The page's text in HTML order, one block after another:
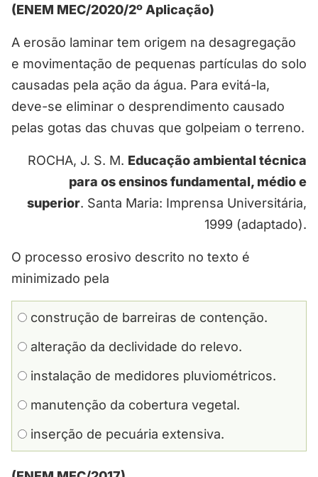
(ENEM MEC/2020/2º Aplicação)
A erosão laminar tem origem na desagregação
e movimentação de pequenas partículas do solo
causadas pela ação da água. Para evitá-la,
deve-se eliminar o desprendimento causado
pelas gotas das chuvas que golpeiam o terreno.
ROCHA, J. S. M. Educação ambiental técnica
para os ensinos fundamental, médio e
superior. Santa Maria: Imprensa Universitária,
1999 (adaptado).
O processo erosivo descrito no texto é
minimizado pela
construção de barreiras de contenção.
alteração da declividade do relevo.
instalação de medidores pluviométricos.
manutenção da cobertura vegetal.
inserção de pecuária extensiva.